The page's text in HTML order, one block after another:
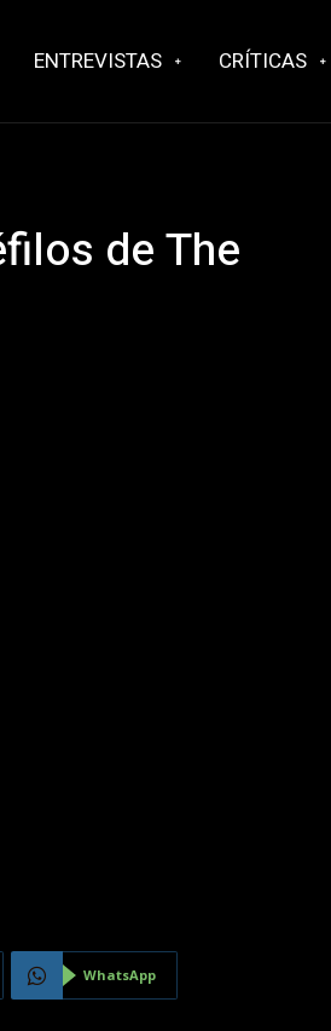
ENTREVISTAS CRÍTICAS
de The
WhatsApp